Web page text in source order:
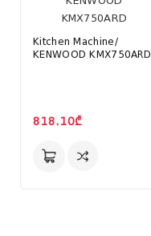
Kitchen Machine/
KENWOOD KMX750ARD
818.10₾